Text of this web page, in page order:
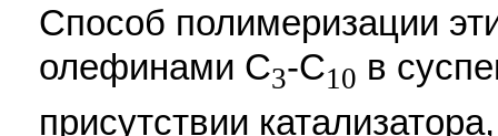
Способ полимеризации
олефинами C3-C10 в
присутствии